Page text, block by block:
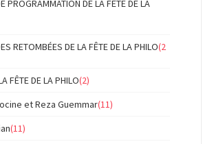
PROGRAMMATION DE LA FÊTE DE LA
RETOMBÉES DE LA FÊTE DE LA PHILO(2
FÊTE DE LA PHILO(2)
et Reza Guemmar(11)
(11)